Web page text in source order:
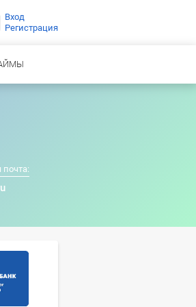
Вход
Регистрация
почта: